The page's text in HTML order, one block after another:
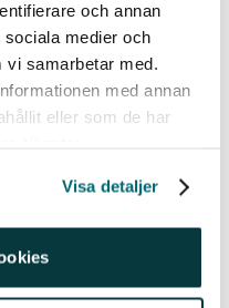
och annan
medier och
vi samarbetar med.
med annan
eller som de har
Visa detaljer
till 930 miljoner
49 procent och
behandling kan
skapar möjligheten för
utan assistens av